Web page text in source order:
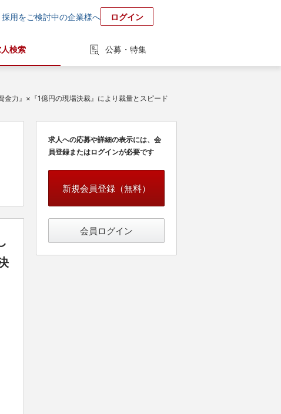
採用をご検討中の企業様へ ログイン
検索 公募・特集
力』×『1億円の現場決裁』により裁量とスピード
求人への応募や詳細の表示には、会
員登録またはログインが必要です
新規会員登録（無料）
会員ログイン